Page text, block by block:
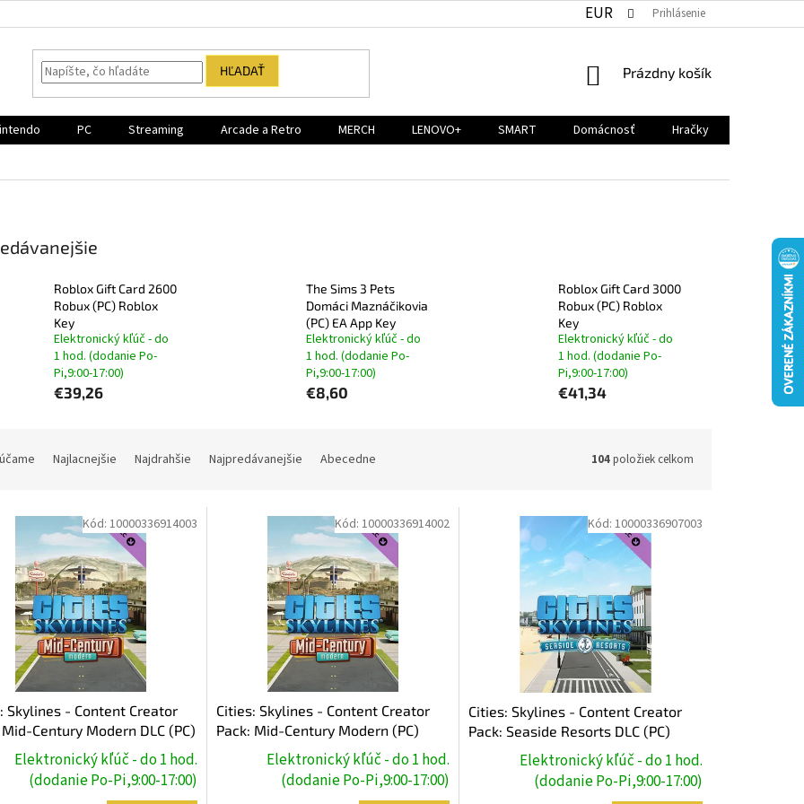
EUR Prihlásenie
HĽADAŤ
NÁKUPNÝ
Prázdny košík
PC Streaming Arcade a Retro MERCH LENOVO+ SMART Domácnosť
Hračky
Roblox Gift Card 2600
Robux (PC) Roblox
Key
Elektronický kľúč - do
1 hod. (dodanie Po-
Pi,9:00-17:00)
€39,26
The Sims 3 Pets
Domáci Maznáčikovia
(PC) EA App Key
Elektronický kľúč - do
1 hod. (dodanie Po-
Pi,9:00-17:00)
€8,60
Roblox Gift Card 3000
Robux (PC) Roblox
Key
Elektronický kľúč - do
1 hod. (dodanie Po-
Pi,9:00-17:00)
€41,34
Najlacnejšie Najdrahšie Najpredávanejšie Abecedne 104položiek celkom
Skylines - Content Creator
Mid-Century Modern DLC (PC)
KeyElektronický kľúč - do 1 hod.
(dodanie Po-Pi,9:00-17:00)
Kód: 10000336914003
Cities: Skylines - Content Creator
Pack: Mid-Century Modern (PC)
Steam KeyElektronický kľúč - do 1 hod.
(dodanie Po-Pi,9:00-17:00)
Kód: 10000336914002
Cities: Skylines - Content Creator
Pack: Seaside Resorts DLC (PC)
Steam KeyElektronický kľúč - do 1 hod.
(dodanie Po-Pi,9:00-17:00)
Kód: 10000336907003